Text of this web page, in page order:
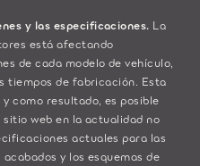
y las especificaciones. La
está afectando
de cada modelo de vehículo,
tiempos de fabricación. Esta
como resultado, es posible
web en la actualidad no
actuales para las
y los esquemas de